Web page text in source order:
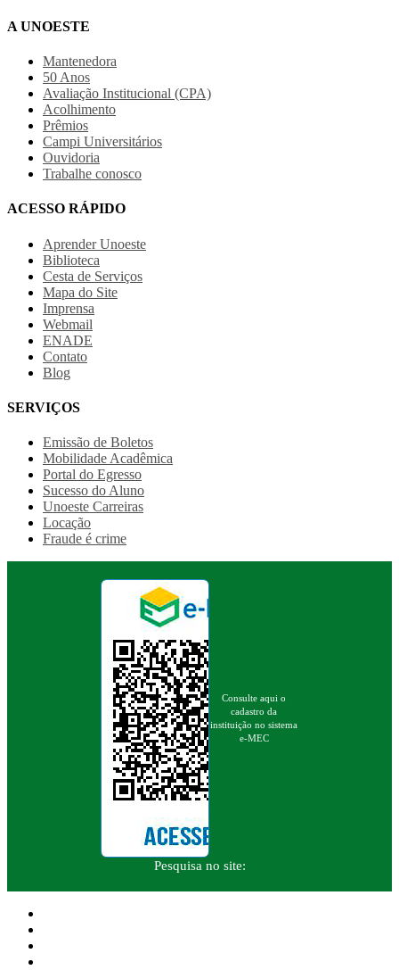
A UNOESTE
Mantenedora
50 Anos
Avaliação Institucional (CPA)
Acolhimento
Prêmios
Campi Universitários
Ouvidoria
Trabalhe conosco
ACESSO RÁPIDO
Aprender Unoeste
Biblioteca
Cesta de Serviços
Mapa do Site
Imprensa
Webmail
ENADE
Contato
Blog
SERVIÇOS
Emissão de Boletos
Mobilidade Acadêmica
Portal do Egresso
Sucesso do Aluno
Unoeste Carreiras
Locação
Fraude é crime
Consulte aqui o
cadastro da
instituição no sistema
e-MEC
Pesquisa no site: